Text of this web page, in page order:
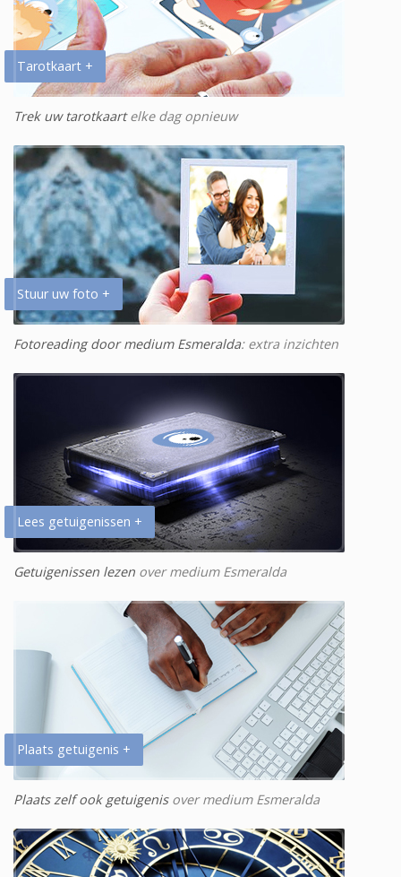
Tarotkaart +
Trek uw tarotkaartelke dag opnieuw
Stuur uw foto +
Fotoreading door medium Esmeralda: extra inzichten
Lees getuigenissen +
Getuigenissen lezen over medium Esmeralda
Plaats getuigenis +
Plaats zelf ook getuigenisover medium Esmeralda